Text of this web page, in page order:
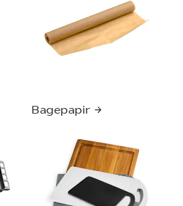
Bagepapir